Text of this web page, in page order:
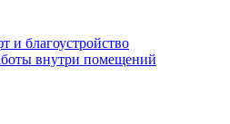
и благоустройство
внутри помещений